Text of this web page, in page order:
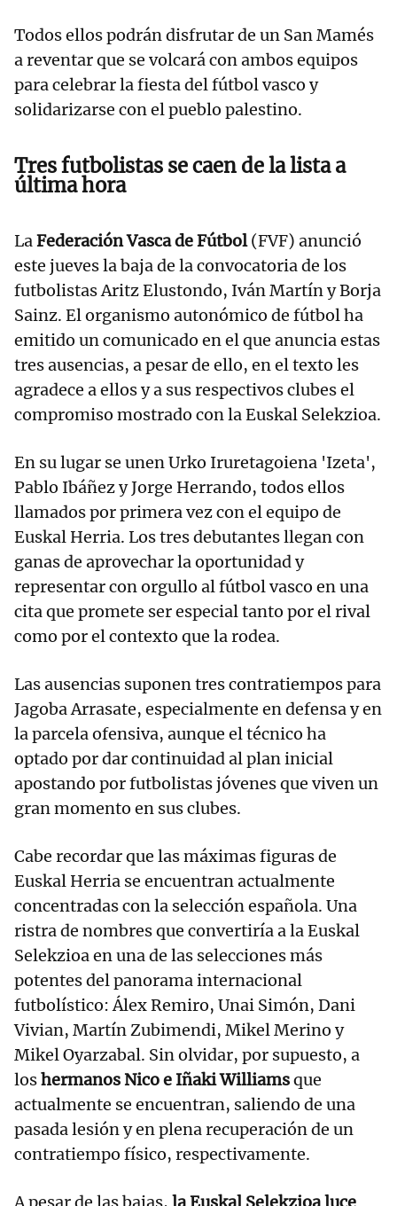
Todos ellos podrán disfrutar de un San Mamés
a reventar que se volcará con ambos equipos
para celebrar la fiesta del fútbol vasco y
solidarizarse con el pueblo palestino.
Tres futbolistas se caen de la lista a
última hora
LaFederación Vasca de Fútbol(FVF) anunció
este jueves la baja de la convocatoria de los
futbolistas Aritz Elustondo, Iván Martín y Borja
Sainz. El organismo autonómico de fútbol ha
emitido un comunicado en el que anuncia estas
tres ausencias, a pesar de ello, en el texto les
agradece a ellos y a sus respectivos clubes el
compromiso mostrado con la Euskal Selekzioa.
En su lugar se unen Urko Iruretagoiena 'Izeta',
Pablo Ibáñez y Jorge Herrando, todos ellos
llamados por primera vez con el equipo de
Euskal Herria. Los tres debutantes llegan con
ganas de aprovechar la oportunidad y
representar con orgullo al fútbol vasco en una
cita que promete ser especial tanto por el rival
como por el contexto que la rodea.
Las ausencias suponen tres contratiempos para
Jagoba Arrasate, especialmente en defensa y en
la parcela ofensiva, aunque el técnico ha
optado por dar continuidad al plan inicial
apostando por futbolistas jóvenes que viven un
gran momento en sus clubes.
Cabe recordar que las máximas figuras de
Euskal Herria se encuentran actualmente
concentradas con la selección española. Una
ristra de nombres que convertiría a la Euskal
Selekzioa en una de las selecciones más
potentes del panorama internacional
futbolístico: Álex Remiro, Unai Simón, Dani
Vivian, Martín Zubimendi, Mikel Merino y
Mikel Oyarzabal. Sin olvidar, por supuesto, a
loshermanos Nico e Iñaki Williamsque
actualmente se encuentran, saliendo de una
pasada lesión y en plena recuperación de un
contratiempo físico, respectivamente.